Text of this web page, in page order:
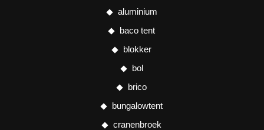
aluminium
baco tent
blokker
bol
brico
bungalowtent
cranenbroek